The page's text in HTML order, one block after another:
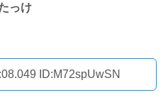
っけ
ID:M72spUwSN